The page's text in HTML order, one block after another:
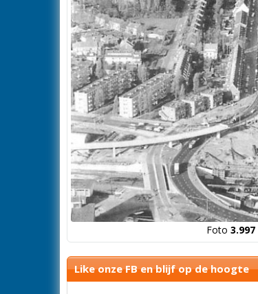
Foto 3.997
Like onze FB en blijf op de hoogte